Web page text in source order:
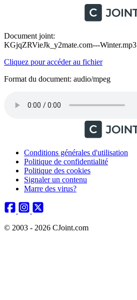
Document joint:
KGjqZRVieJk_y2mate.com---Winter.mp3
Cliquez pour accéder au fichier
Format du document: audio/mpeg
Conditions générales d'utilisation
Politique de confidentialité
Politique des cookies
Signaler un contenu
Marre des virus?
© 2003 - 2026 CJoint.com